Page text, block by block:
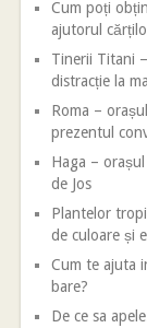
Cum poți
ajutorul
Tinerii Titani
distracție la
Roma –
prezentul
Haga –
de Jos
Plantelor
de culoare și
Cum te ajuta
bare?
De ce sa